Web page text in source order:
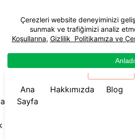
☰ Menü
Ana
Sayfa
Hakkımızda Blog